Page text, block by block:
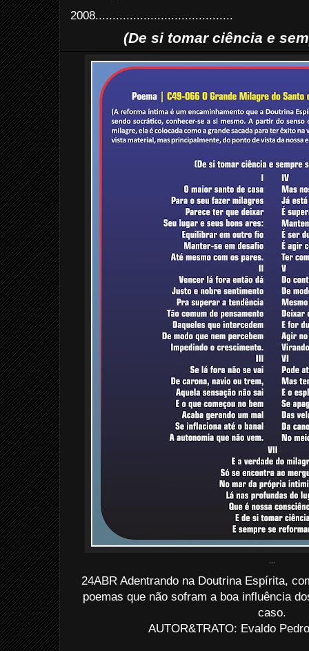
2008........................................
(De si tomar ciência e
24ABR Adentrando na Doutrina Espírita,
poemas que não sofram a boa influência
caso.
AUTOR&TRATO: Evaldo